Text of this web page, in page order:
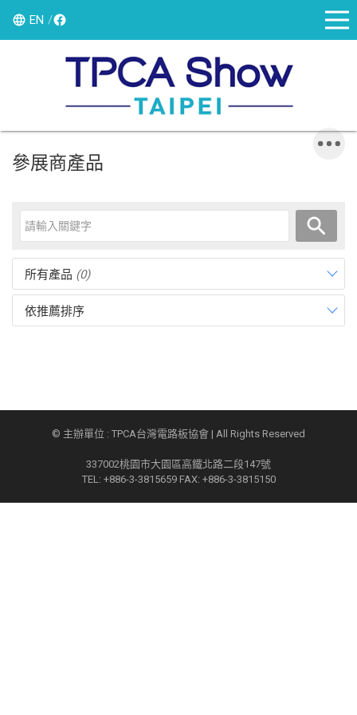
EN
參展商產品
所有產品 (0)
依推薦排序
© 主辦單位 : TPCA台灣電路板協會 | All Rights Reserved
337002桃園市大園區高鐵北路二段147號
TEL: +886-3-3815659 FAX: +886-3-3815150